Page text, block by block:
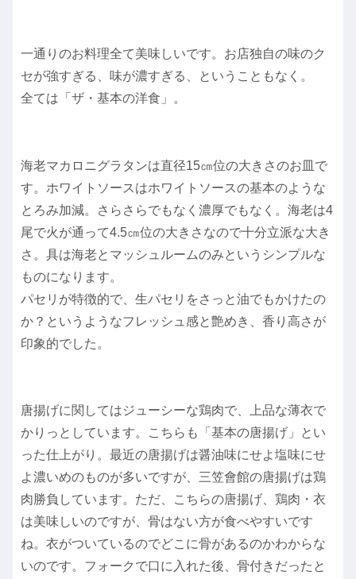
一通りのお料理全て美味しいです。お店独自の味のク
セが強すぎる、味が濃すぎる、ということもなく。
全ては「ザ・基本の洋食」。
海老マカロニグラタンは直径15㎝位の大きさのお皿で
す。ホワイトソースはホワイトソースの基本のような
とろみ加減。さらさらでもなく濃厚でもなく。海老は4
尾で火が通って4.5㎝位の大きさなので十分立派な大き
さ。具は海老とマッシュルームのみというシンプルな
ものになります。
パセリが特徴的で、生パセリをさっと油でもかけたの
か？というようなフレッシュ感と艶めき、香り高さが
印象的でした。
唐揚げに関してはジューシーな鶏肉で、上品な薄衣で
かりっとしています。こちらも「基本の唐揚げ」とい
った仕上がり。最近の唐揚げは醤油味にせよ塩味にせ
よ濃いめのものが多いですが、三笠會館の唐揚げは鶏
肉勝負しています。ただ、こちらの唐揚げ、鶏肉・衣
は美味しいのですが、骨はない方が食べやすいです
ね。衣がついているのでどこに骨があるのかわからな
いのです。フォークで口に入れた後、骨付きだったと